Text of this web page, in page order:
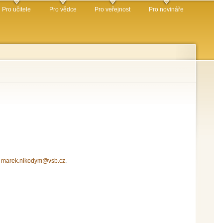
Pro učitele Pro vědce Pro veřejnost Pro novináře
marek.nikodym@vsb.cz.